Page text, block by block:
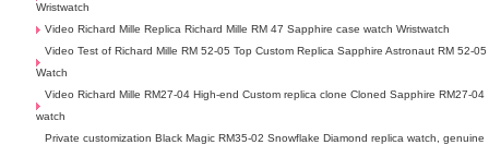
Wristwatch
Video Richard Mille Replica Richard Mille RM 47 Sapphire case watch Wristwatch
Video Test of Richard Mille RM 52-05 Top Custom Replica Sapphire Astronaut RM 52-05
Watch
Video Richard Mille RM27-04 High-end Custom replica clone Cloned Sapphire RM27-04
watch
Private customization Black Magic RM35-02 Snowflake Diamond replica watch, genuine